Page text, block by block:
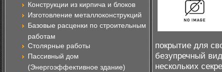
Конструкции из кирпича и блоков
Изготовление металлоконструкций
Базовые расценки по строительным
работам
Столярные работы
Пассивный дом
(Энергоэффективное здание)
покрытие для
безупречный
нескольких